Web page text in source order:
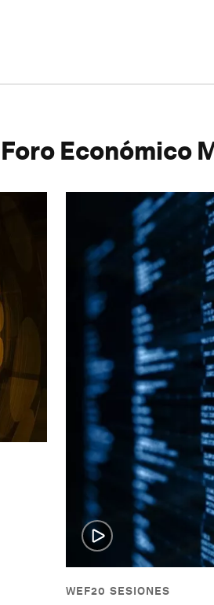
Económico
WEF20 SESIONES